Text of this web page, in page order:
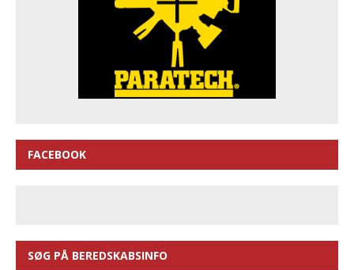
FACEBOOK
SØG PÅ BEREDSKABSINFO